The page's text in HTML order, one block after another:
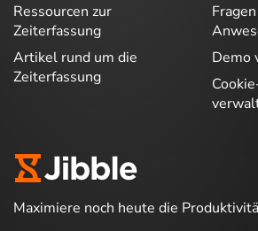
Ressourcen zur
Zeiterfassung
Artikel rund um die
Zeiterfassung
Demo
Maximiere noch heute die